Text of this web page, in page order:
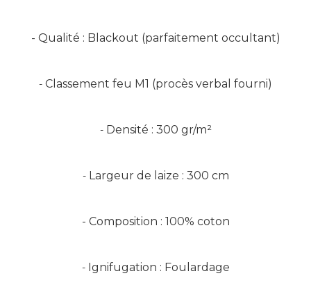
- Qualité : Blackout (parfaitement occultant)
- Classement feu M1 (procès verbal fourni)
- Densité : 300 gr/m²
- Largeur de laize : 300 cm
- Composition : 100% coton
- Ignifugation : Foulardage